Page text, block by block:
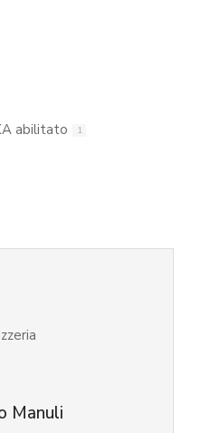
abilitato 1
Manuli